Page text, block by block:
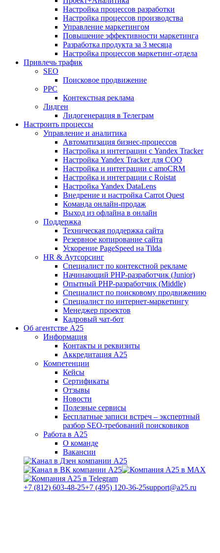
Настройка процессов разработки
Настройка процессов производства
Управление маркетингом
Повышение эффективности маркетинга
Разработка продукта за 3 месяца
Настройка процессов маркетинг-отдела
Привлечь трафик
SEO
Поисковое продвижение
PPC
Контекстная реклама
Лидген
Лидогенерация в Телеграм
Настроить процессы
Управление и аналитика
Автоматизация бизнес-процессов
Настройка и интеграции с Yandex Tracker
Настройка Yandex Tracker для СОО
Настройка и интеграции с amoCRM
Настройка и интеграции с Roistat
Настройка Yandex DataLens
Внедрение и настройка Carrot Quest
Команда онлайн-продаж
Выход из офлайна в онлайн
Поддержка
Техническая поддержка сайта
Резервное копирование сайта
Ускорение PageSpeed на Tilda
HR & Аутсорсинг
Специалист по контекстной рекламе
Начинающий PHP-разработчик (Junior)
Опытный PHP-разработчик (Middle)
Специалист по поисковому продвижению
Специалист по интернет-маркетингу
Менеджер проектов
Кадровый чат-бот
Об агентстве А25
Информация
Контакты и реквизиты
Аккредитация А25
Компетенции
Кейсы
Сертификаты
Отзывы
Новости
Полезные сервисы
Бесплатные записи встреч – экспертный
разбор SEO-требований поисковиков
Работа в А25
О команде
Вакансии
+7 (812) 603-48-25+7 (495) 120-36-25support@a25.ru